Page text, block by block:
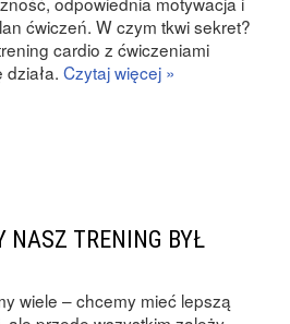
ćwiczeń. W czym tkwi sekret?
cardio z ćwiczeniami
działa. Czytaj więcej »
NASZ TRENING BYŁ
wiele – chcemy mieć lepszą